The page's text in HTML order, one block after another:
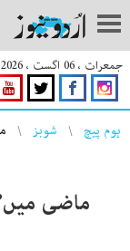
جمعرات ، 06 اگست ، 2026
are here
ہوم پیچ شوبز
ماضی